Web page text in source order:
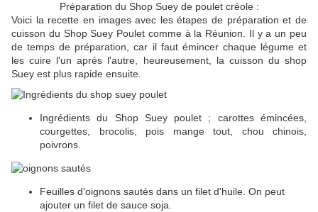
Préparation du Shop Suey de poulet créole :
Voici la recette en images avec les étapes de préparation et de
cuisson du Shop Suey Poulet comme à la Réunion. Il y a un peu
de temps de préparation, car il faut émincer chaque légume et
les cuire l'un aprés l'autre, heureusement, la cuisson du shop
Suey est plus rapide ensuite.
Ingrédients du Shop Suey poulet ; carottes émincées,
courgettes, brocolis, pois mange tout, chou chinois,
poivrons.
Feuilles d'oignons sautés dans un filet d'huile. On peut
ajouter un filet de sauce soja.